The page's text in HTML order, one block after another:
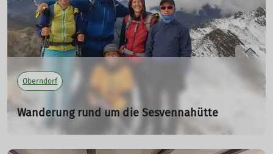
Oberndorf
Wanderung rund um die Sesvennahütte
08.09.2022
Drei wunderbare Wandertage in Südtirol